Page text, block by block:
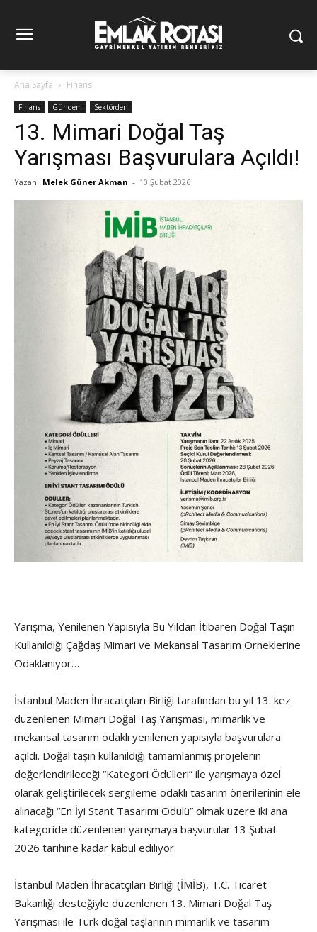
Ana Sayfa Finans
Finans Gündem Sektörden
13. Mimari Doğal Taş
Yarışması Başvurulara Açıldı!
Yazan: Melek Güner Akman - 10 Şubat 2026
Yarışma, Yenilenen Yapısıyla Bu Yıldan İtibaren Doğal Taşın
Kullanıldığı Çağdaş Mimari ve Mekansal Tasarım Örneklerine
Odaklanıyor…
İstanbul Maden İhracatçıları Birliği tarafından bu yıl 13. kez
düzenlenen Mimari Doğal Taş Yarışması, mimarlık ve
mekansal tasarım odaklı yenilenen yapısıyla başvurulara
açıldı. Doğal taşın kullanıldığı tamamlanmış projelerin
değerlendirileceği “Kategori Ödülleri” ile yarışmaya özel
olarak geliştirilecek sergileme odaklı tasarım önerilerinin ele
alınacağı “En İyi Stant Tasarımı Ödülü” olmak üzere iki ana
kategoride düzenlenen yarışmaya başvurular 13 Şubat
2026 tarihine kadar kabul ediliyor.
İstanbul Maden İhracatçıları Birliği (İMİB), T.C. Ticaret
Bakanlığı desteğiyle düzenlenen 13. Mimari Doğal Taş
Yarışması ile Türk doğal taşlarının mimarlık ve tasarım